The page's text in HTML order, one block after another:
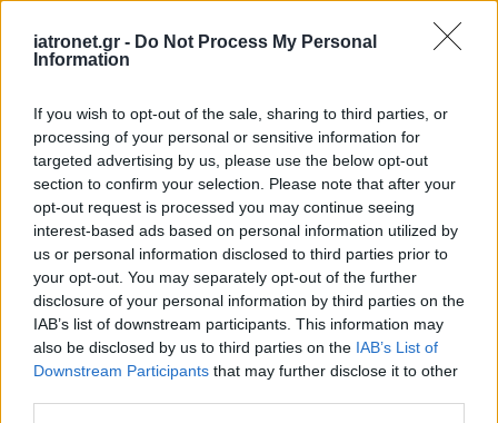
iatronet.gr - Do Not Process My Personal
Information
If you wish to opt-out of the sale, sharing to third parties, or
processing of your personal or sensitive information for
targeted advertising by us, please use the below opt-out
section to confirm your selection. Please note that after your
opt-out request is processed you may continue seeing
interest-based ads based on personal information utilized by
us or personal information disclosed to third parties prior to
your opt-out. You may separately opt-out of the further
disclosure of your personal information by third parties on the
IAB’s list of downstream participants. This information may
also be disclosed by us to third parties on the IAB’s List of
Downstream Participants that may further disclose it to other